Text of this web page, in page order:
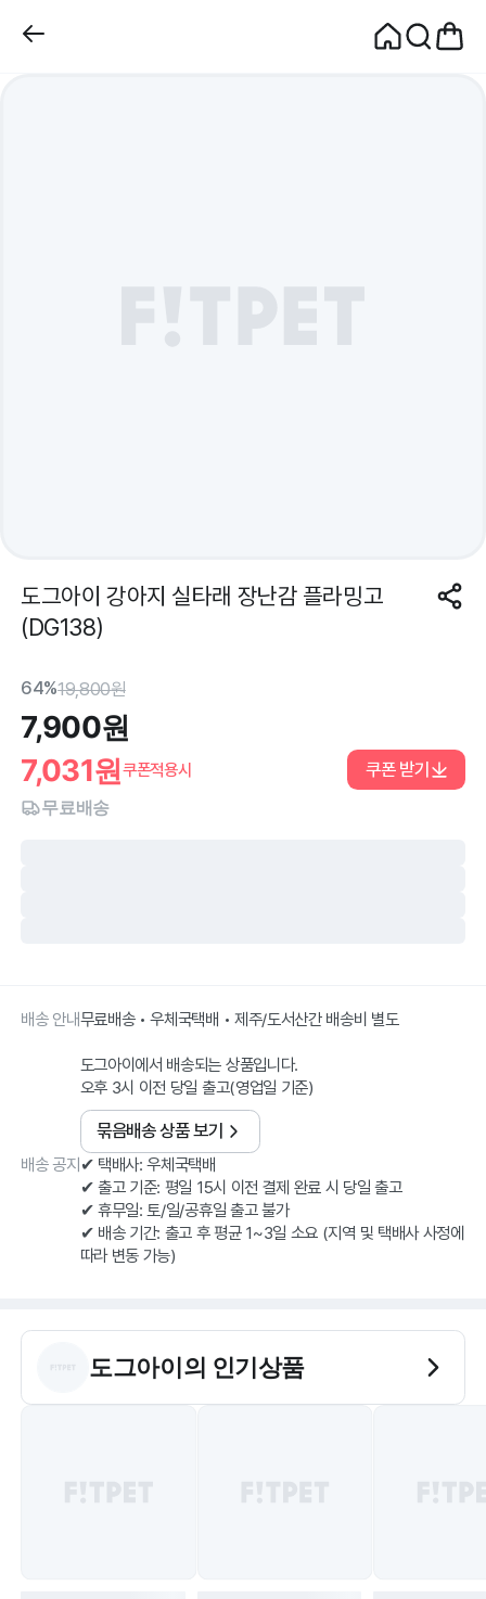
도그아이 강아지 실타래 장난감 플라밍고
(DG138)
64%19,800원
7,900원
7,031원쿠폰적용시 쿠폰 받기
무료배송
배송 안내무료배송 • 우체국택배 • 제주/도서산간 배송비 별도
도그아이에서 배송되는 상품입니다.
오후 3시 이전 당일 출고(영업일 기준)
묶음배송 상품 보기
배송 공지✔ 택배사: 우체국택배
✔ 출고 기준: 평일 15시 이전 결제 완료 시 당일 출고
✔ 휴무일: 토/일/공휴일 출고 불가
✔ 배송 기간: 출고 후 평균 1~3일 소요 (지역 및 택배사 사정에
따라 변동 가능)
도그아이의 인기상품